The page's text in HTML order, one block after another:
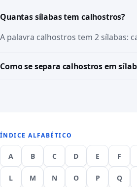
Quantas sílabas tem calhostros?
A palavra calhostros tem 2 sílabas:
Como se separa calhostros em
ÍNDICE ALFABÉTICO
A B C D E F
L M N O P Q